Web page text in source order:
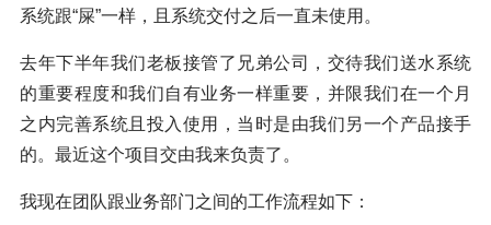
系统跟“屎”一样，且系统交付之后一直未使用。
去年下半年我们老板接管了兄弟公司，交待我们送水系统
的重要程度和我们自有业务一样重要，并限我们在一个月
之内完善系统且投入使用，当时是由我们另一个产品接手
的。最近这个项目交由我来负责了。
我现在团队跟业务部门之间的工作流程如下：